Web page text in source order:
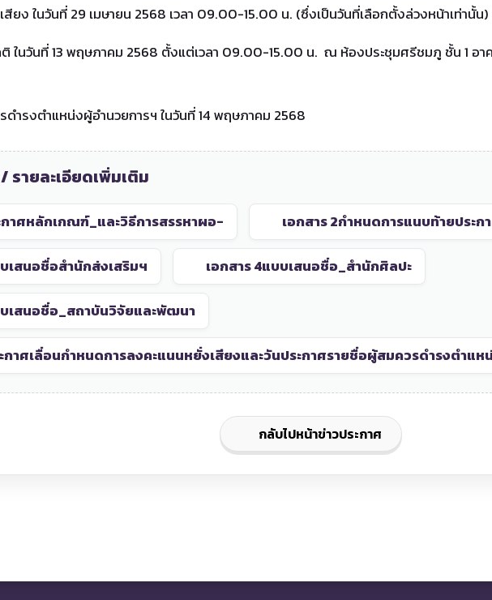
สียง ในวันที่ 29 เมษายน 2568 เวลา 09.00-15.00 น. (ซึ่งเป็นวันที่เลือกตั้งล่วงหน้าเท่านั้น)
ในวันที่ 13 พฤษภาคม 2568 ตั้งแต่เวลา 09.00-15.00 น. ณ ห้องประชุมศรีชมภู ชั้น 1 อ
ำรงตำแหน่งผู้อำนวยการฯ ในวันที่ 14 พฤษภาคม 2568
รายละเอียดเพิ่มเติม
กาศหลักเกณฑ์_และวิธีการสรรหาผอ- เอกสาร 2กำหนดการแนบท้ายประก
เสนอชื่อสำนักส่งเสริมฯ เอกสาร 4แบบเสนอชื่อ_สำนักศิลปะ
เสนอชื่อ_สถาบันวิจัยและพัฒนา
กาศเลื่อนกำหนดการลงคะแนนหยั่งเสียงและวันประกาศรายชื่อผู้สมควรดำรงตำแห
กลับไปหน้าข่าวประกาศ